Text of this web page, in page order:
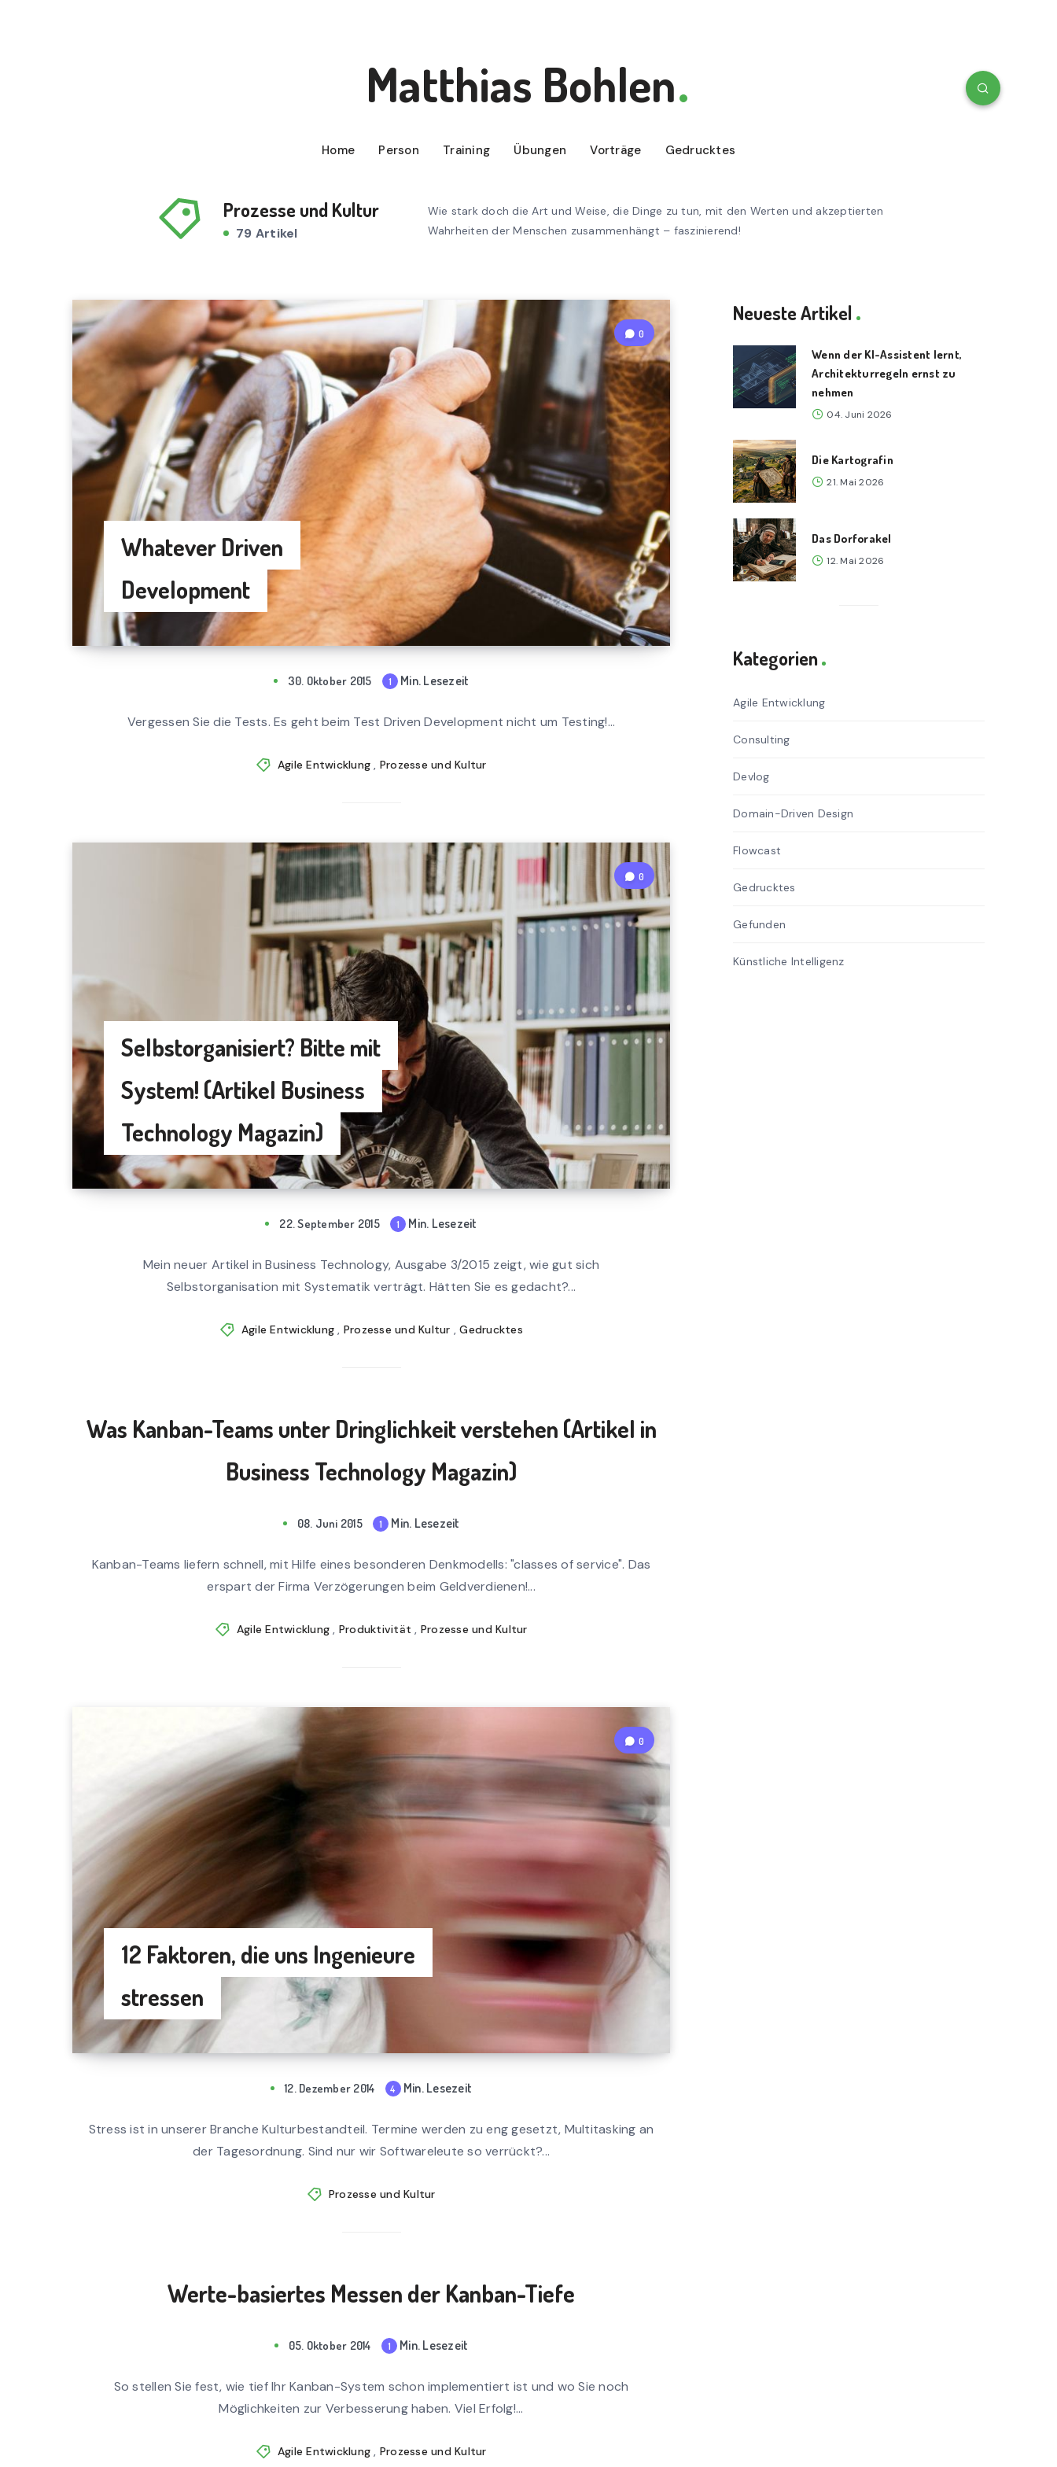
Matthias Bohlen
Home Person Training Übungen Vorträge Gedrucktes
Prozesse und Kultur
79 Artikel
Wie stark doch die Art und Weise, die Dinge zu tun, mit den Werten und akzeptierten
Wahrheiten der Menschen zusammenhängt – faszinierend!
Whatever Driven
Development
0
30. Oktober 2015
1 Min. Lesezeit
Vergessen Sie die Tests. Es geht beim Test Driven Development nicht um Testing!...
Agile Entwicklung , Prozesse und Kultur
Selbstorganisiert? Bitte mit
System! (Artikel Business
Technology Magazin)
0
22. September 2015
1
d
Min. Lesezeit
Mein neuer Artikel in Business Technology, Ausgabe 3/2015 zeigt, wie gut sich
Selbstorganisation mit Systematik verträgt. Hätten Sie es gedacht?...
Agile Entwicklung , Prozesse und Kultur ,Gedrucktes
Was Kanban-Teams unter Dringlichkeit verstehen (Artikel in
Business Technology Magazin)
08. Juni 2015
1
d
Min. Lesezeit
Kanban-Teams liefern schnell, mit Hilfe eines besonderen Denkmodells: "classes of service". Das
erspart der Firma Verzögerungen beim Geldverdienen!...
Agile Entwicklung , Produktivität , Prozesse und Kultur
12 Faktoren, die uns Ingenieure
stressen
0
12. Dezember 2014
4
d
Min. Lesezeit
Stress ist in unserer Branche Kulturbestandteil. Termine werden zu eng gesetzt, Multitasking an
der Tagesordnung. Sind nur wir Softwareleute so verrückt?...
Prozesse und Kultur
Werte-basiertes Messen der Kanban-Tiefe
05. Oktober 2014
1
d
Min. Lesezeit
So stellen Sie fest, wie tief Ihr Kanban-System schon implementiert ist und wo Sie noch
Möglichkeiten zur Verbesserung haben. Viel Erfolg!...
Agile Entwicklung , Prozesse und Kultur
Neueste Artikel
Wenn der KI-Assistent lernt,
Architekturregeln ernst zu
nehmen
04. Juni 2026
Die Kartografin
21. Mai 2026
Das Dorforakel
12. Mai 2026
Kategorien
Agile Entwicklung
Consulting
Devlog
Domain-Driven Design
Flowcast
Gedrucktes
Gefunden
Künstliche Intelligenz